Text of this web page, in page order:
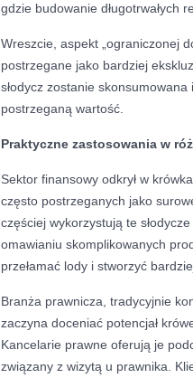
gdzie budowanie długotrwałych
Wreszcie, aspekt „ograniczonej
postrzegane jako bardziej
słodycz zostanie
postrzeganą wartość.
Praktyczne zastosowania w
Sektor finansowy odkrył w
często postrzeganych jako
częściej wykorzystują te
omawianiu skomplikowanych
przełamać lody i stworzyć
Branża prawnicza, tradycyjnie
zaczyna doceniać potencjał
Kancelarie prawne oferują je
związany z wizytą u prawnika.